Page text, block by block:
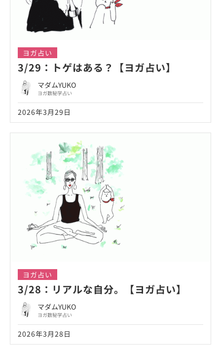
ヨガ占い
3/29：トゲはある？【ヨガ占い】
マダムYUKO
ヨガ数秘学占い
2026年3月29日
ヨガ占い
3/28：リアルな自分。【ヨガ占い】
マダムYUKO
ヨガ数秘学占い
2026年3月28日